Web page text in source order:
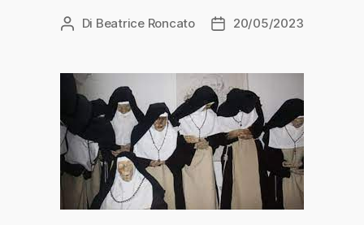
Autore
Di Beatrice Roncato
Data20/05/2023